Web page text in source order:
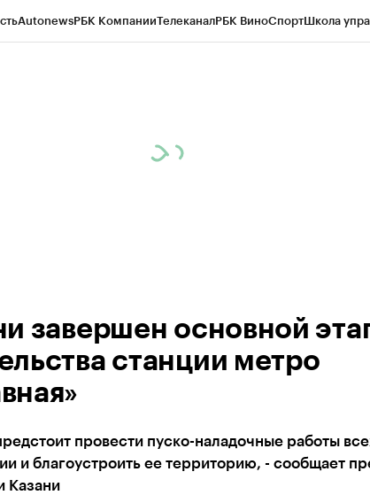
AutonewsРБК КомпанииТелеканалРБК ВиноСпортШкола
завершен основной
станции метро
провести пуско-наладочные работы
и благоустроить ее территорию, - сообщает
Казани